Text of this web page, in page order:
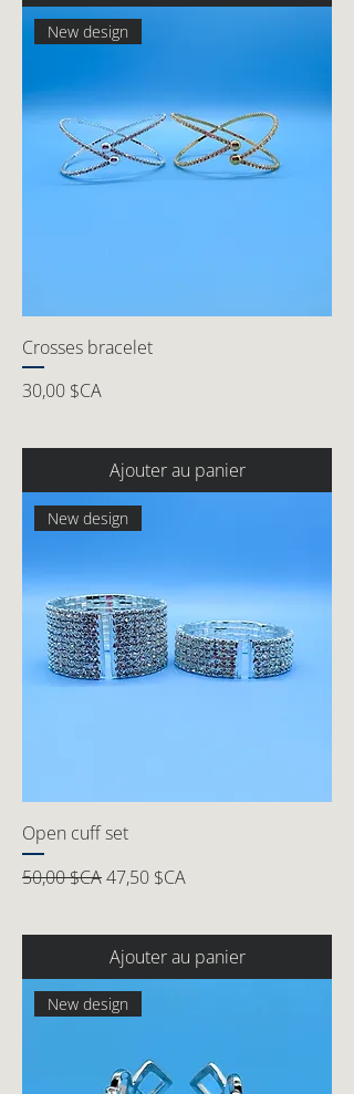
New design
Crosses bracelet
Prix
30,00 $CA
Ajouter au panier
New design
Open cuff set
Prix original
50,00 $CAPrix promotionnel
47,50 $CA
Ajouter au panier
New design